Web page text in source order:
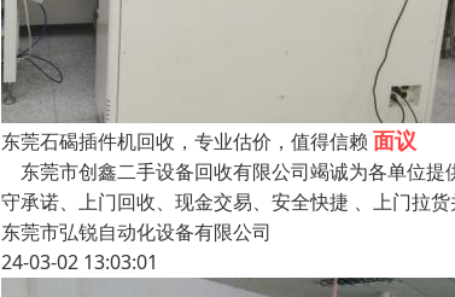
东莞石碣插件机回收，专业估价，值得信赖 面议
东莞市创鑫二手设备回收有限公司竭诚为各单位
守承诺、上门回收、现金交易、安全快捷 、上门拉
东莞市弘锐自动化设备有限公司
24-03-02 13:03:01